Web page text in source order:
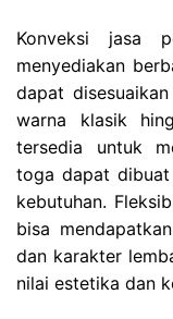
Konveksi jasa
menyediakan
dapat
warna klasik
tersedia untuk
toga dapat dibuat
kebutuhan.
bisa
dan karakter
nilai estetika dan